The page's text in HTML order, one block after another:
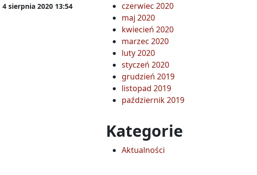
4 sierpnia 2020 13:54
czerwiec 2020
maj 2020
kwiecień 2020
marzec 2020
luty 2020
styczeń 2020
grudzień 2019
listopad 2019
październik 2019
Kategorie
Aktualności